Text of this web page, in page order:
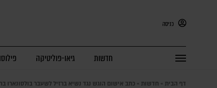
כניסה
חדשות גיאו-פוליטיקה
דף הבית » חדשות » כתב אישום הוגש נגד נשיא ברזיל לשעבר בולסונארו